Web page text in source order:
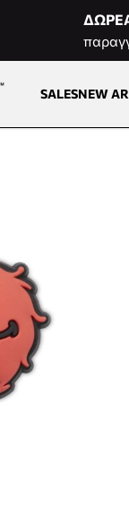
SALESNEW